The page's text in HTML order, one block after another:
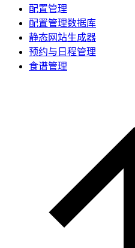
配置管理
配置管理数据库
静态网站生成器
预约与日程管理
食谱管理